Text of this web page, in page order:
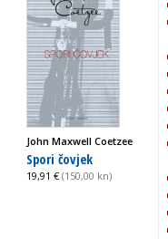
John Maxwell Coetzee
Spori čovjek
19,91 € (150,00 kn)